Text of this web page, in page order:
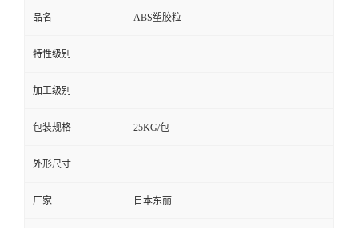
品名 ABS塑胶粒
特性级别
加工级别
包装规格 25KG/包
外形尺寸
厂家 日本东丽